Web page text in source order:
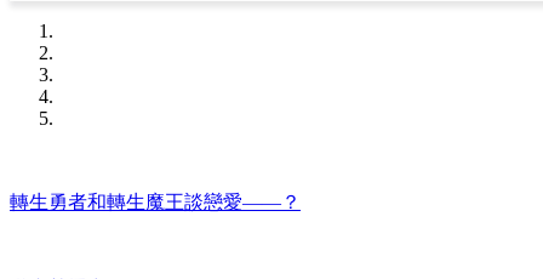
轉生勇者和轉生魔王談戀愛——？